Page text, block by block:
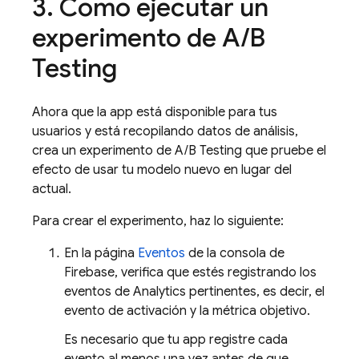
3. Cómo ejecutar un
experimento de A/B
Testing
Ahora que la app está disponible para tus
usuarios y está recopilando datos de análisis,
crea un experimento de A/B Testing que pruebe el
efecto de usar tu modelo nuevo en lugar del
actual.
Para crear el experimento, haz lo siguiente:
En la página Eventos de la consola de
Firebase, verifica que estés registrando los
eventos de Analytics pertinentes, es decir, el
evento de activación y la métrica objetivo.
Es necesario que tu app registre cada